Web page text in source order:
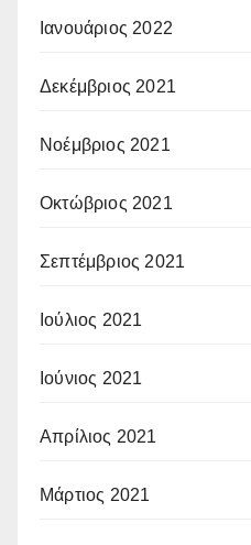
Ιανουάριος 2022
Δεκέμβριος 2021
Νοέμβριος 2021
Οκτώβριος 2021
Σεπτέμβριος 2021
Ιούλιος 2021
Ιούνιος 2021
Απρίλιος 2021
Μάρτιος 2021